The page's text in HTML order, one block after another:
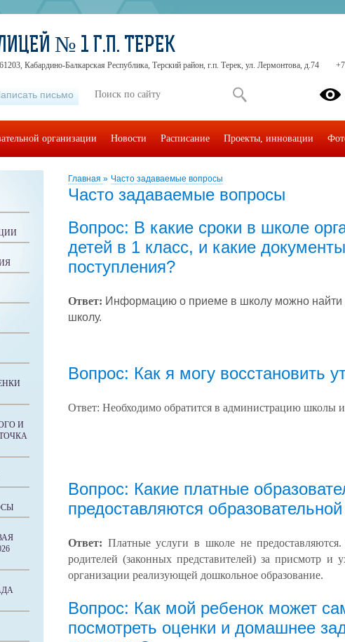
Главная » Часто задаваемые вопросы
Часто задаваемые вопросы
Вопрос: В какие сроки в школе
детей в 1 класс, и какие
поступления?
Ответ: Информацию о приеме в школу можно найти
школу.
Вопрос: Как я могу восстановить
Ответ: Необходимо обратится в администрацию школы и
Вопрос: Какие платные
предоставляются
Ответ: Платные услуги в школе не предоставляются.
родителей (законных представителей) за присмотр и
организации реализующей дошкольное образование.
Вопрос: Как мой ребенок может
посмотреть оценки и домашнее
И
№ 1 Г.П. ТЕРЕК
Кабардино-Балкарская Республика, Терский район, г.п. Терек, ул. Лермонтова, д.74
письмо
организации Новости Расписание Проекты, инновации